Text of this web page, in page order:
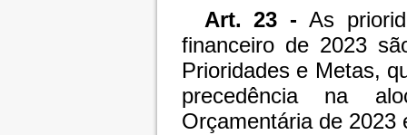
Art. 23 - As
financeiro de 2023
Prioridades e Metas,
precedência na
Orçamentária de 2023